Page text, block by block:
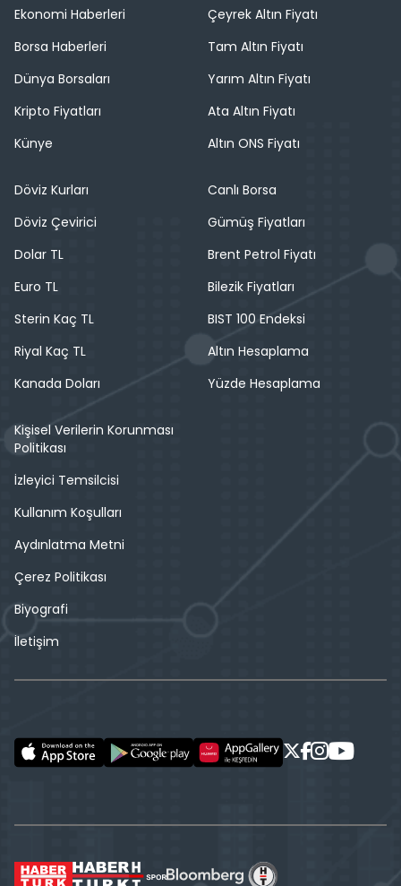
Ekonomi Haberleri
Borsa Haberleri
Dünya Borsaları
Kripto Fiyatları
Künye
Çeyrek Altın Fiyatı
Tam Altın Fiyatı
Yarım Altın Fiyatı
Ata Altın Fiyatı
Altın ONS Fiyatı
Döviz Kurları
Döviz Çevirici
Dolar TL
Euro TL
Sterin Kaç TL
Riyal Kaç TL
Kanada Doları
Canlı Borsa
Gümüş Fiyatları
Brent Petrol Fiyatı
Bilezik Fiyatları
BIST 100 Endeksi
Altın Hesaplama
Yüzde Hesaplama
Kişisel Verilerin Korunması
Politikası
İzleyici Temsilcisi
Kullanım Koşulları
Aydınlatma Metni
Çerez Politikası
Biyografi
İletişim